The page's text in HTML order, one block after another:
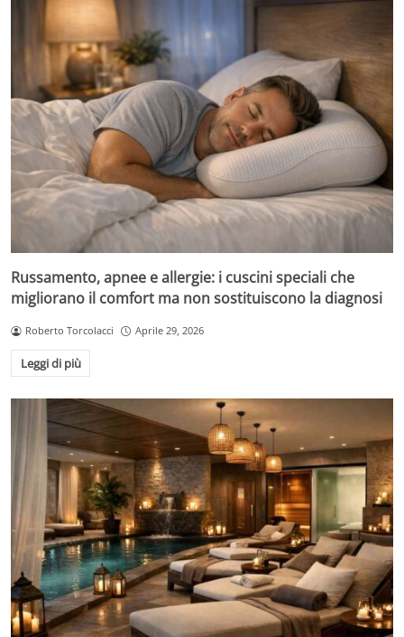
Russamento, apnee e allergie: i cuscini speciali che
migliorano il comfort ma non sostituiscono la diagnosi
Roberto Torcolacci Aprile 29, 2026
Leggi di più